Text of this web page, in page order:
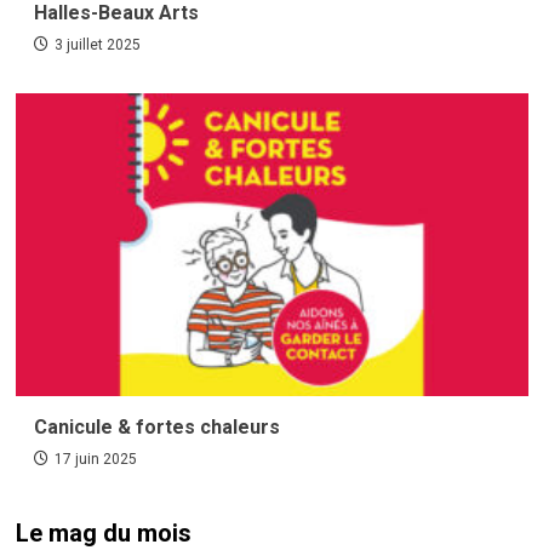
Halles-Beaux Arts
3 juillet 2025
Canicule & fortes chaleurs
17 juin 2025
Le mag du mois